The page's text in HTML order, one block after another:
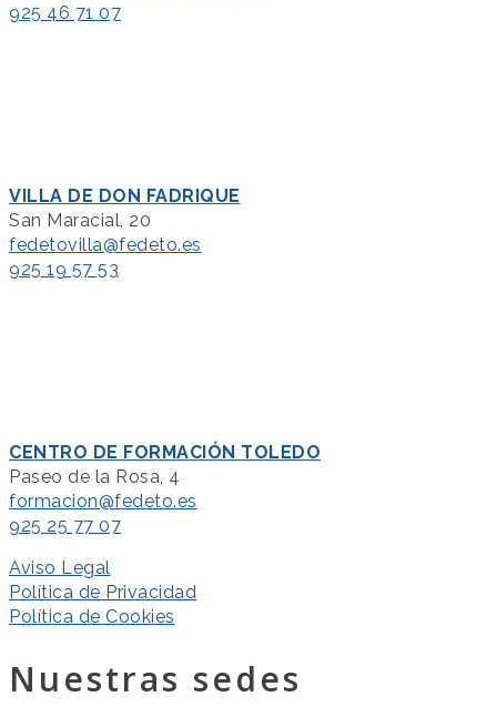
925 46 71 07
VILLA DE DON FADRIQUE
San Maracial, 20
fedetovilla@fedeto.es
925 19 57 53
CENTRO DE FORMACIÓN TOLEDO
Paseo de la Rosa, 4
formacion@fedeto.es
925 25 77 07
Aviso Legal
Política de Privacidad
Política de Cookies
Nuestras sedes